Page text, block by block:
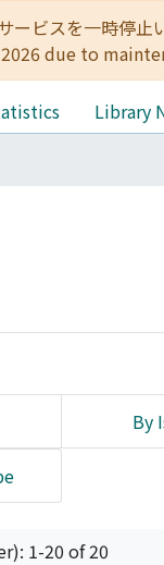
ービスを一時
due to
Library
By
1-20 of 20